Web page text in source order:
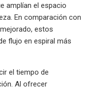
amplían el espacio
En comparación con
estos
flujo en espiral más
el tiempo de
Al ofrecer